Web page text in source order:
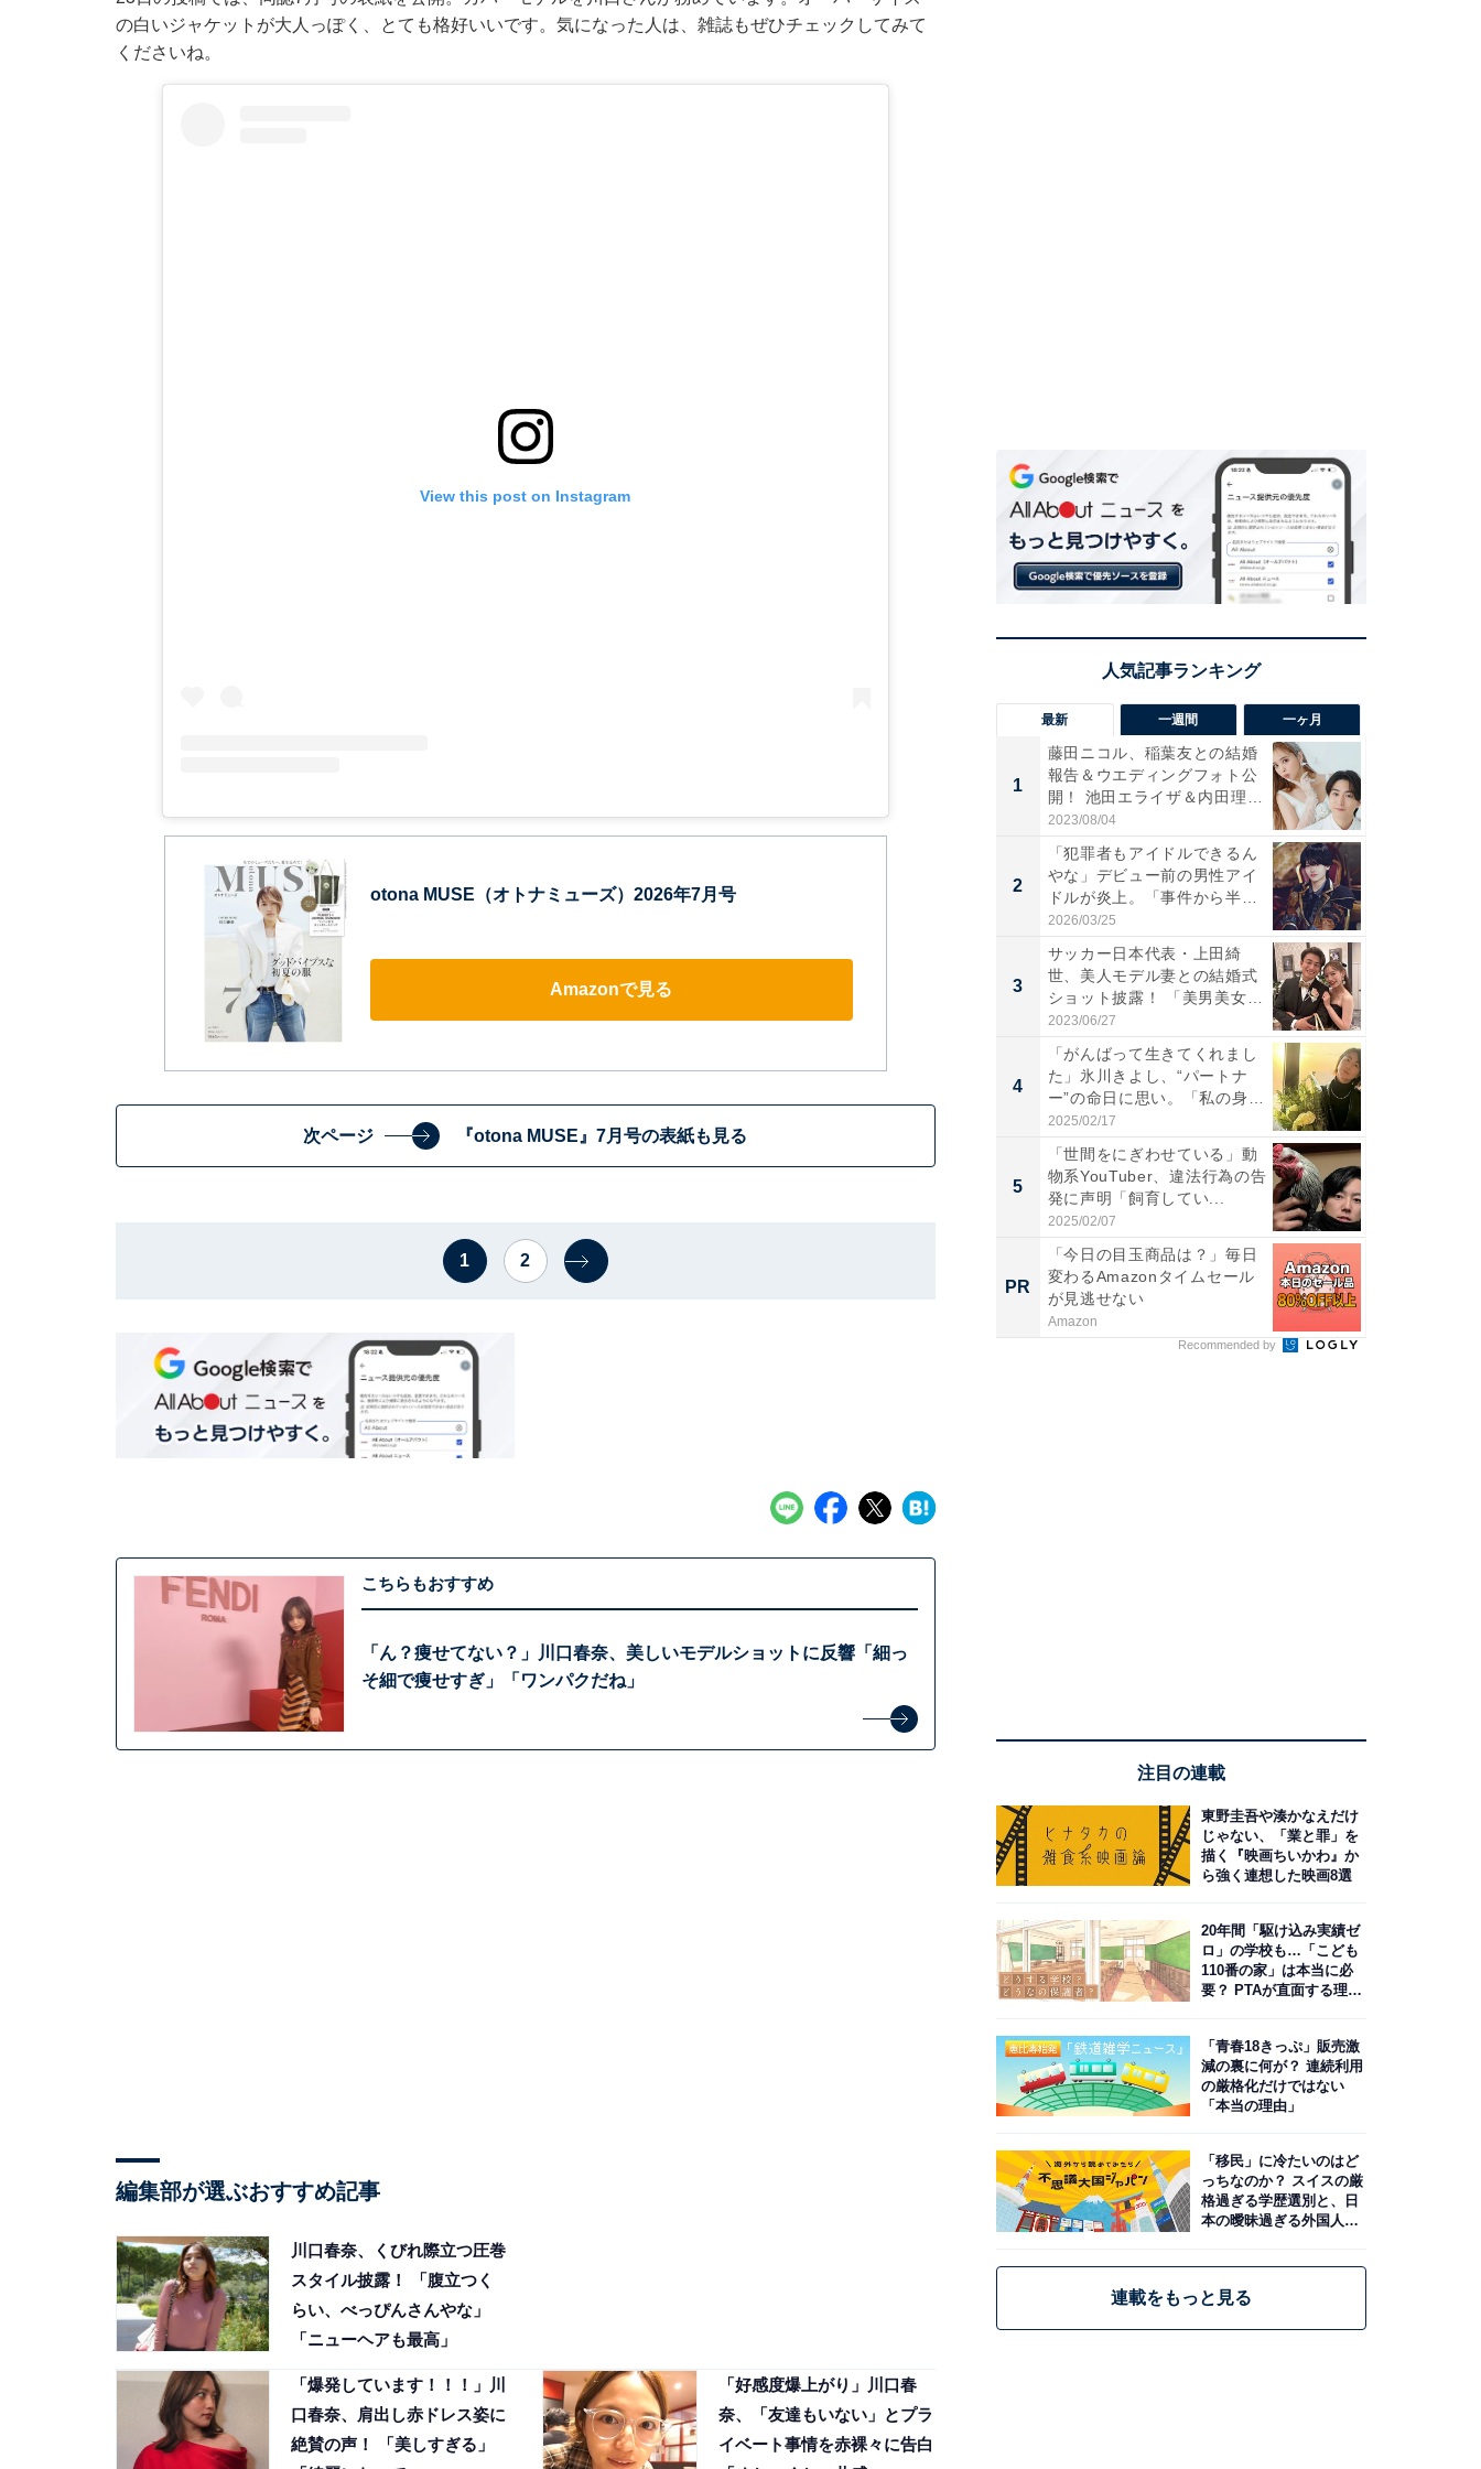
の白いジャケットが大人っぽく、とても格好いいです。気になった人は、雑誌もぜひチェックしてみて
くださいね。
View this post on Instagram
otona MUSE（オトナミューズ）2026年7月号
Amazonで見る
次ページ 『otona MUSE』7月号の表紙も見る
1 2
こちらもおすすめ
「ん？痩せてない？」川口春奈、美しいモデルショットに反響「細っ
そ細で痩せすぎ」「ワンパクだね」
編集部が選ぶおすすめ記事
川口春奈、くびれ際立つ圧巻
スタイル披露！ 「腹立つく
らい、べっぴんさんやな」
「ニューヘアも最高」
「爆発しています！！！」川
口春奈、肩出し赤ドレス姿に
絶賛の声！ 「美しすぎる」
「好感度爆上がり」川口春
奈、「友達もいない」とプラ
イベート事情を赤裸々に告白
最新 一週間 一ヶ月
1
藤田ニコル、稲葉友との結婚
報告＆ウエディングフォト公
開！ 池田エライザ＆内田理
央...
2023/08/04
2
「犯罪者もアイドルできるん
やな」デビュー前の男性アイ
ドルが炎上。「事件から半年
も...
2026/03/25
3
サッカー日本代表・上田綺
世、美人モデル妻との結婚式
ショット披露！ 「美男美女」
「...
2023/06/27
4
「がんばって生きてくれまし
た」氷川きよし、“パートナ
ー”の命日に思い。「私の身
体...
2025/02/17
5
「世間をにぎわせている」動
物系YouTuber、違法行為の告
発に声明「飼育してい...
2025/02/07
PR
「今日の目玉商品は？」毎日
変わるAmazonタイムセール
が見逃せない
Amazon
Recommended by
注目の連載
東野圭吾や湊かなえだけ
じゃない、「業と罪」を
描く『映画ちいかわ』か
ら強く連想した映画8選
20年間「駆け込み実績ゼ
ロ」の学校も…「こども
110番の家」は本当に必
要？ PTAが直面する理想
「青春18きっぷ」販売激
減の裏に何が？ 連続利用
の厳格化だけではない
「本当の理由」
「移民」に冷たいのはど
っちなのか？ スイスの厳
格過ぎる学歴選別と、日
本の曖昧過ぎる外国人政
連載をもっと見る